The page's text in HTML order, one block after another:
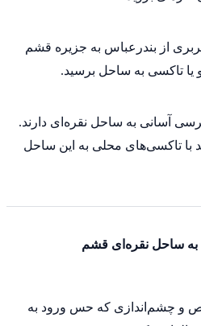
از بندرعباس به جزیره قشم
تاکسی به ساحل برسید.
آسانی به ساحل نقره‌ای دارند.
با تاکسی‌های محلی به این ساحل
و چشم‌اندازی که حس ورود به